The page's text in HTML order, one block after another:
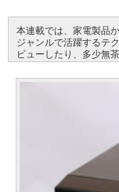
本連載では、家電製品
ジャンルで活躍するテ
ビューしたり、多少無